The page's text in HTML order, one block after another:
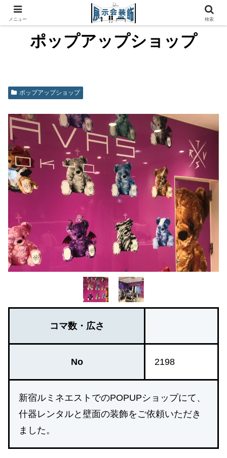
ポップアップショップ
ポップアップショップ
コマ数・広さ
No 2198
新宿ルミネエストでのPOPUPショップにて、
什器レンタルと壁面の装飾をご依頼いただき
ました。
メニュー 検索